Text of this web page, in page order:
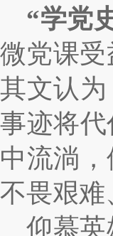
“学党
微党课
其文认
事迹将
中流淌
不畏艰难
仰慕